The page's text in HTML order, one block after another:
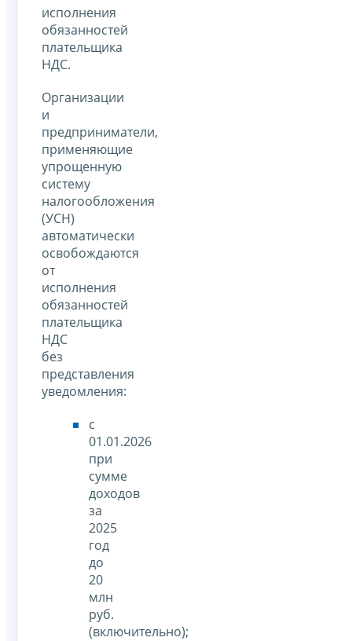
исполнения
обязанностей
плательщика
НДС.
Организации
и
предприниматели,
применяющие
упрощенную
систему
налогообложения
(УСН)
автоматически
освобождаются
от
исполнения
обязанностей
плательщика
НДС
без
представления
уведомления:
с
01.01.2026
при
сумме
доходов
за
2025
год
до
20
млн
руб.
(включительно);